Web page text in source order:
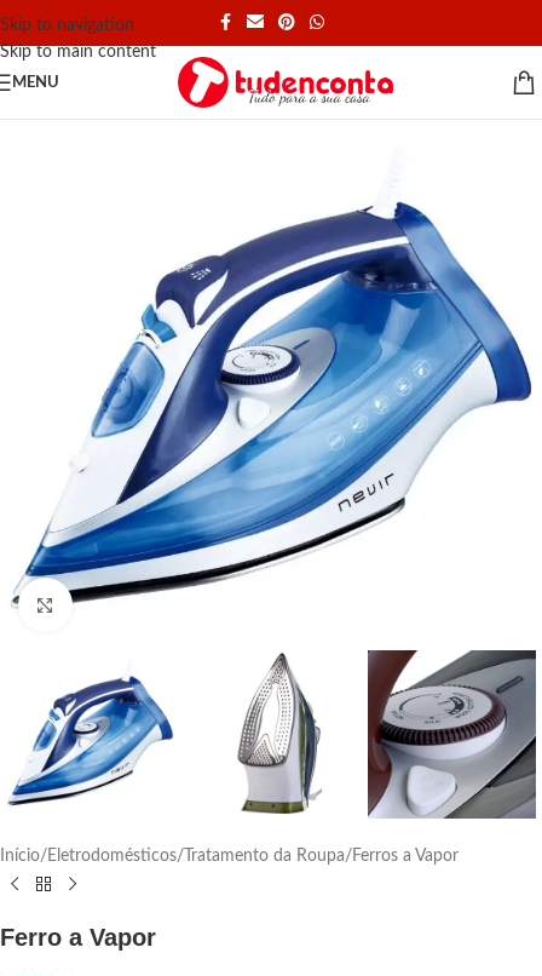
Skip to navigation
Skip to main content
MENU
Click para aumentar
Início/ Eletrodomésticos/ Tratamento da Roupa/ Ferros a Vapor
Ferro a Vapor